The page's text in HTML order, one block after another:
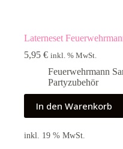
Laterneset
5,95 € inkl. % MwSt.
Feuerwehrmann
Partyzubehör
In den Warenkorb
inkl. 19 % MwSt.